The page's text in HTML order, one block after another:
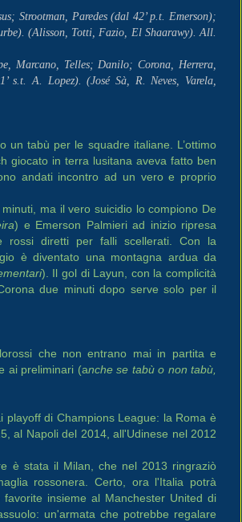
Strootman, Paredes (dal 42’ p.t. Emerson);
(Alisson, Totti, Fazio, El Shaarawy). All.
Marcano, Telles; Danilo; Corona, Herrera,
A. Lopez). (José Sà, R. Neves, Varela,
un tabù per le squadre italiane. L’ottimo
giocato in terra lusitana aveva fatto ben
andati incontro ad un vero e proprio
ma il vero suicidio lo compiono De
) e Emerson Palmieri ad inizio ripresa
rossi diretti per falli scellerati. Con la
è diventato una montagna ardua da
). Il gol di Layun, con la complicità
due minuti dopo serve solo per il
che non entrano mai in partita e
ai preliminari (anche se tabù o non tabù,
playoff di Champions League: la Roma è
al Napoli del 2014, all'Udinese nel 2012
è stata il Milan, che nel 2013 ringraziò
rossonera. Certo, ora l'Italia potrà
insieme al Manchester United di
un'armata che potrebbe regalare